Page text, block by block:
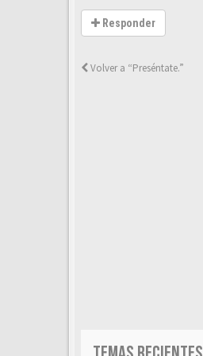
Responder
Volver a “Preséntate.”